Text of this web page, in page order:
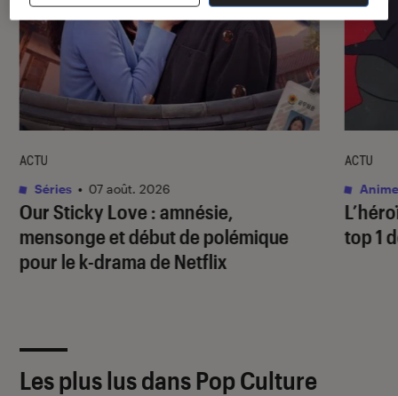
Our Sticky Love: amnésie,
mensonge et début de polémique
pour le k-drama de Netflix
ACTU
Séries • 07 août. 2026
top 1
ACTU
Les plus lus dans Pop Culture